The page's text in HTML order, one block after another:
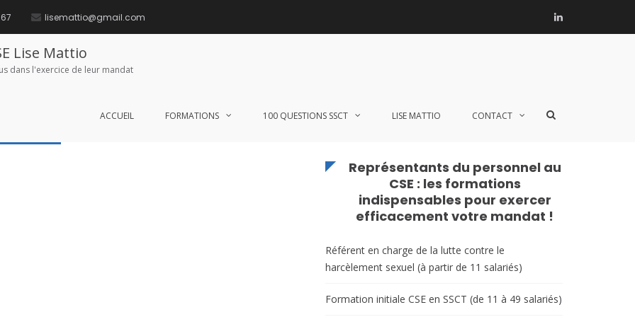
lisemattio@gmail.com Linkedin
Lise Mattio
dans l'exercice de leur mandat
ACCUEIL FORMATIONS 100 QUESTIONS SSCT LISE MATTIO CONTACT
Afficher
recherche
Représentants du personnel au
CSE : les formations
indispensables pour exercer
efficacement votre mandat !
Référent en charge de la lutte contre le
harcèlement sexuel (à partir de 11 salariés)
Formation initiale CSE en SSCT (de 11 à 49 salariés)